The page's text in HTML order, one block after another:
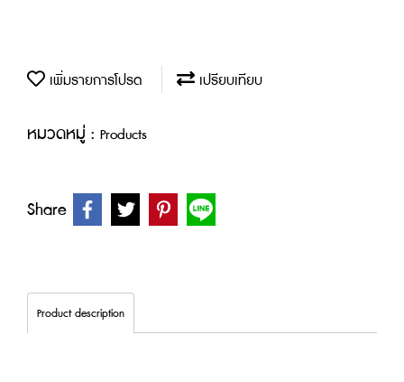
เพิ่มรายการโปรด เปรียบเทียบ
หมวดหมู่ : Products
Share
Product description